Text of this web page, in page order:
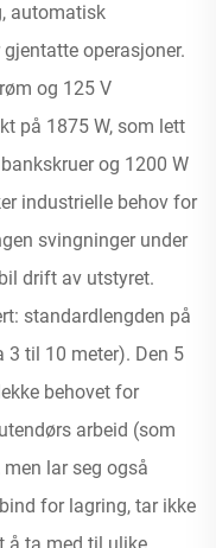
automatisk
operasjoner.
og 125 V
på 1875 W, som lett
og 1200 W
industrielle behov for
svingninger under
drift av utstyret.
standardlengden på
3 til 10 meter). Den 5
behovet for
arbeid (som
lar seg også
for lagring, tar ikke